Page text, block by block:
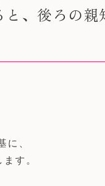
、後ろの
、
す。